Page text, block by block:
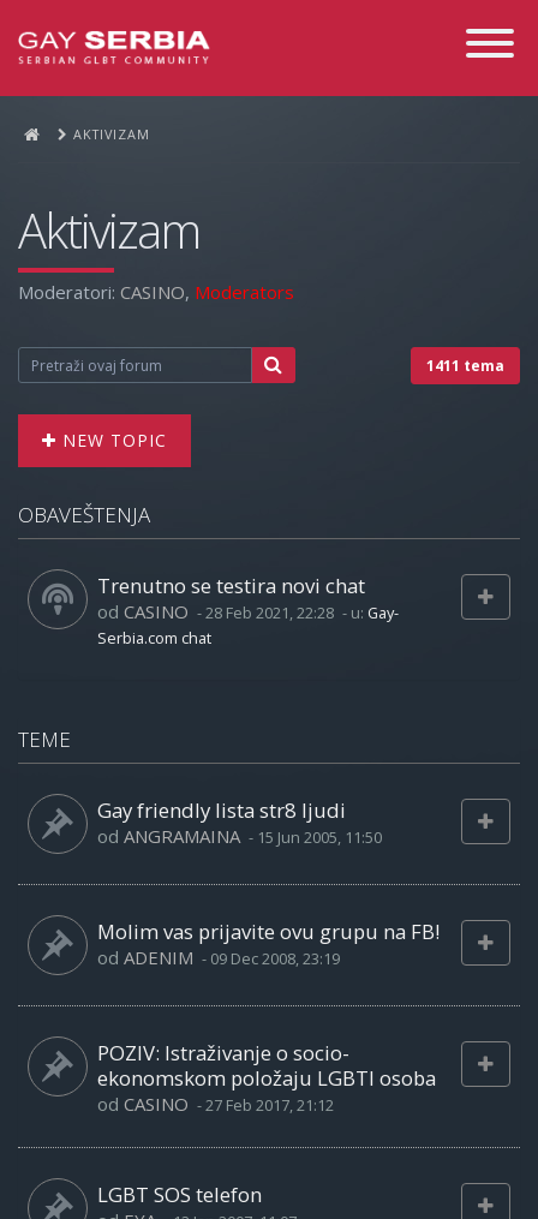
Toggle
AKTIVIZAM
Aktivizam
Moderatori: CASINO, Moderators
1411 tema
NEW TOPIC
OBAVEŠTENJA
Trenutno se testira novi chat
od CASINO -28 Feb 2021, 22:28 - u: Gay-
Serbia.com chat
TEME
Gay friendly lista str8 ljudi
od ANGRAMAINA - 15 Jun 2005, 11:50
Molim vas prijavite ovu grupu na FB!
od ADENIM - 09 Dec 2008, 23:19
POZIV: Istraživanje o socio-
ekonomskom položaju LGBTI osoba
od CASINO -27 Feb 2017, 21:12
LGBT SOS telefon